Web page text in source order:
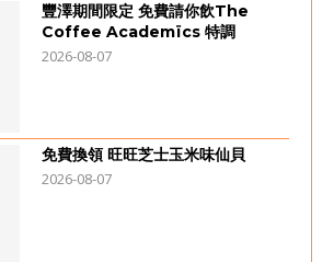
豐澤期間限定 免費請你飲The
Coffee Academïcs 特調
2026-08-07
免費換領 旺旺芝士玉米味仙貝
2026-08-07